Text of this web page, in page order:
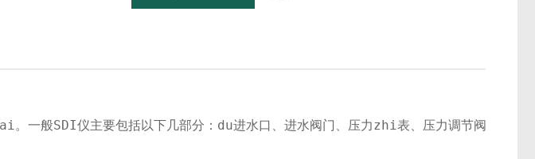
。一般SDI仪主要包括以下几部分：du进水口、进水阀门、压力zhi表、压力调节阀、膜